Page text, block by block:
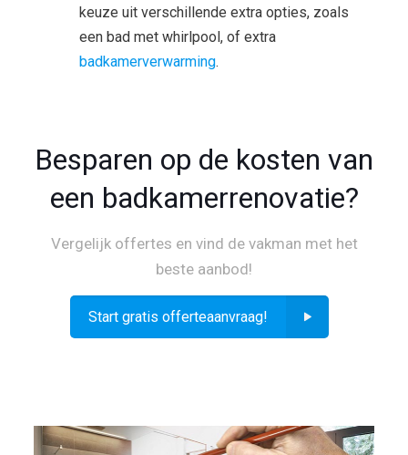
keuze uit verschillende extra opties, zoals
een bad met whirlpool, of extra
badkamerverwarming.
Besparen op de kosten van
een badkamerrenovatie?
Vergelijk offertes en vind de vakman met het
beste aanbod!
Start gratis offerteaanvraag!